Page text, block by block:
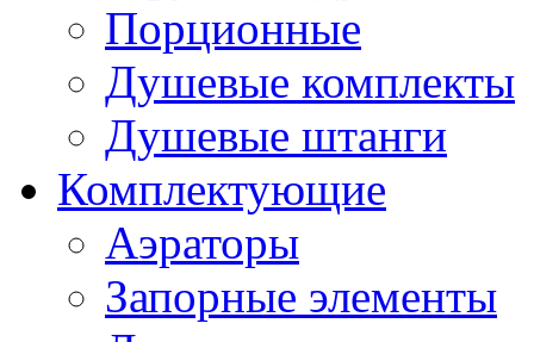
Порционные
Душевые комплекты
Душевые штанги
Комплектующие
Аэраторы
Запорные элементы